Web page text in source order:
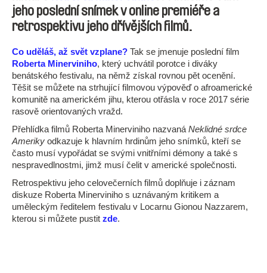
jeho poslední snímek v online premiéře a
retrospektivu jeho dřívějších filmů.
Co uděláš, až svět vzplane? Tak se jmenuje poslední film
Roberta Minerviniho, který uchvátil porotce i diváky
benátského festivalu, na němž získal rovnou pět ocenění.
Těšit se můžete na strhující filmovou výpověď o afroamerické
komunitě na americkém jihu, kterou otřásla v roce 2017 série
rasově orientovaných vražd.
Přehlídka filmů Roberta Minerviniho nazvaná Neklidné srdce
Ameriky odkazuje k hlavním hrdinům jeho snímků, kteří se
často musí vypořádat se svými vnitřními démony a také s
nespravedlnostmi, jimž musí čelit v americké společnosti.
Retrospektivu jeho celovečerních filmů doplňuje i záznam
diskuze Roberta Minerviniho s uznávaným kritikem a
uměleckým ředitelem festivalu v Locarnu Gionou Nazzarem,
kterou si můžete pustit zde.